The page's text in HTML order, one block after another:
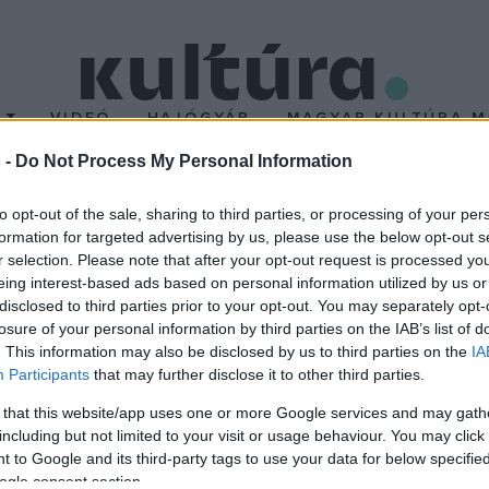
- Do Not Process My Personal Information
opt-out of the sale, sharing to third parties, or processing of your
for targeted advertising by us, please use the below opt-out
selection. Please note that after your opt-out request is processed
interest-based ads based on personal information utilized by us
to third parties prior to your opt-out. You may separately
of your personal information by third parties on the IAB’s list of
This information may also be disclosed by us to third parties on the
Participants that may further disclose it to other third parties.
that this website/app uses one or more Google services and may
but not limited to your visit or usage behaviour. You may
to Google and its third-party tags to use your data for below
consent section.
VIDEÓ HAJÓGYÁR MAGYAR KULTÚRA
Könyvtár
idekerült könyvtára is. 1784-ben II. József a könyvtárat
magángyűjtemények, külföldi adományok, az egyetem
mint pl. Pray György, Cornides Dániel, Schwartner
1780-ban elrendelte a kötelespéldány
beszolgáltassanak a könyvtárba.